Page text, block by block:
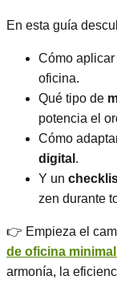
En esta guía
Cómo
oficina.
Qué tipo de
potencia el
Cómo
digital .
Y un
zen durante
👉 Empieza el
de oficina
armonía, la